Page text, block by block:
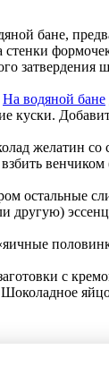
бане,
На водяной бане
куски.
желатин со
остальные
другую)
с